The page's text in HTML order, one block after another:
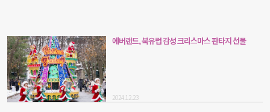
에버랜드, 북유럽 감성 크리스마스 판타지 선물
2024.12.23